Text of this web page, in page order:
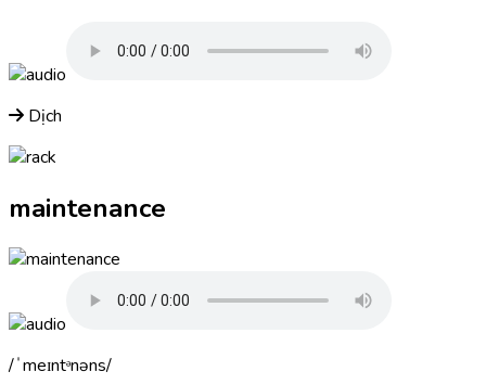
Dịch
maintenance
ˈmeɪntᵊnəns